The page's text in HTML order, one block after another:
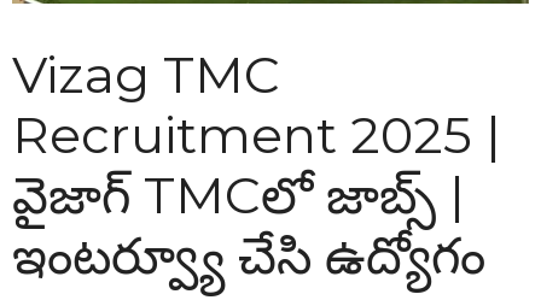
Vizag TMC
Recruitment 2025 |
వైజాగ్ TMCలో జాబ్స్ |
ఇంటర్వ్యూ చేసి ఉద్యోగం